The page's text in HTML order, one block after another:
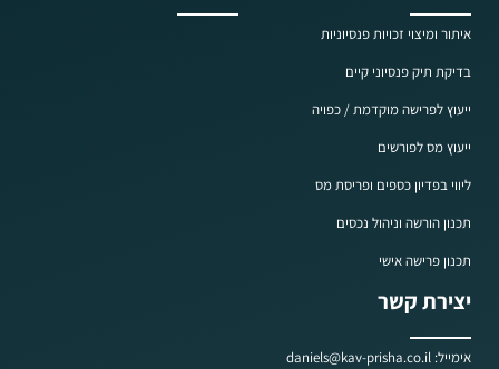
איתור ומיצוי זכויות פנסיוניות
בדיקת תיק פנסיוני קיים
ייעוץ לפרישה מוקדמת / כפויה
ייעוץ מס לפורשים
ליווי בפדיון כספים ופריסת מס
תכנון הורשה וניהול נכסים
תכנון פרישה אישי
יצירת קשר
אימייל: daniels@kav-prisha.co.il